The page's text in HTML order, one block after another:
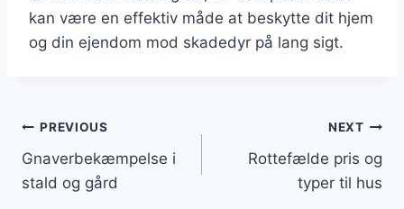
kan være en effektiv måde at beskytte dit hjem
og din ejendom mod skadedyr på lang sigt.
Indlægsnavigation
PREVIOUS
Gnaverbekæmpelse i
stald og gård
NEXT
Rottefælde pris og
typer til hus